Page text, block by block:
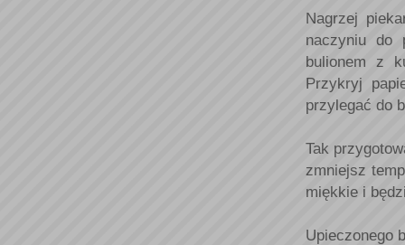
Nagrzej
naczyniu do
bulionem z
Przykryj
przylegać do
Tak
zmniejsz
miękkie i
Upieczonego